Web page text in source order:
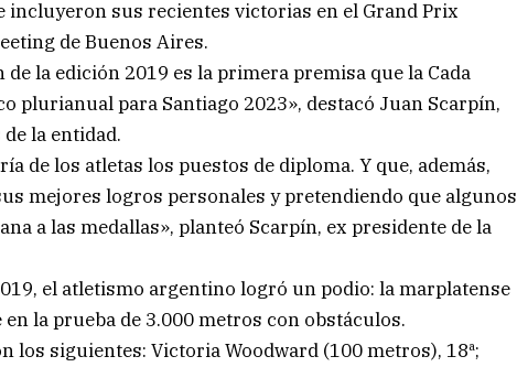
incluyeron sus recientes victorias en el Grand Prix
de Buenos Aires.
la edición 2019 es la primera premisa que la Cada
plurianual para Santiago 2023», destacó Juan Scarpín,
la entidad.
de los atletas los puestos de diploma. Y que, además,
mejores logros personales y pretendiendo que algunos
a las medallas», planteó Scarpín, ex presidente de la
el atletismo argentino logró un podio: la marplatense
la prueba de 3.000 metros con obstáculos.
los siguientes: Victoria Woodward (100 metros), 18ª;